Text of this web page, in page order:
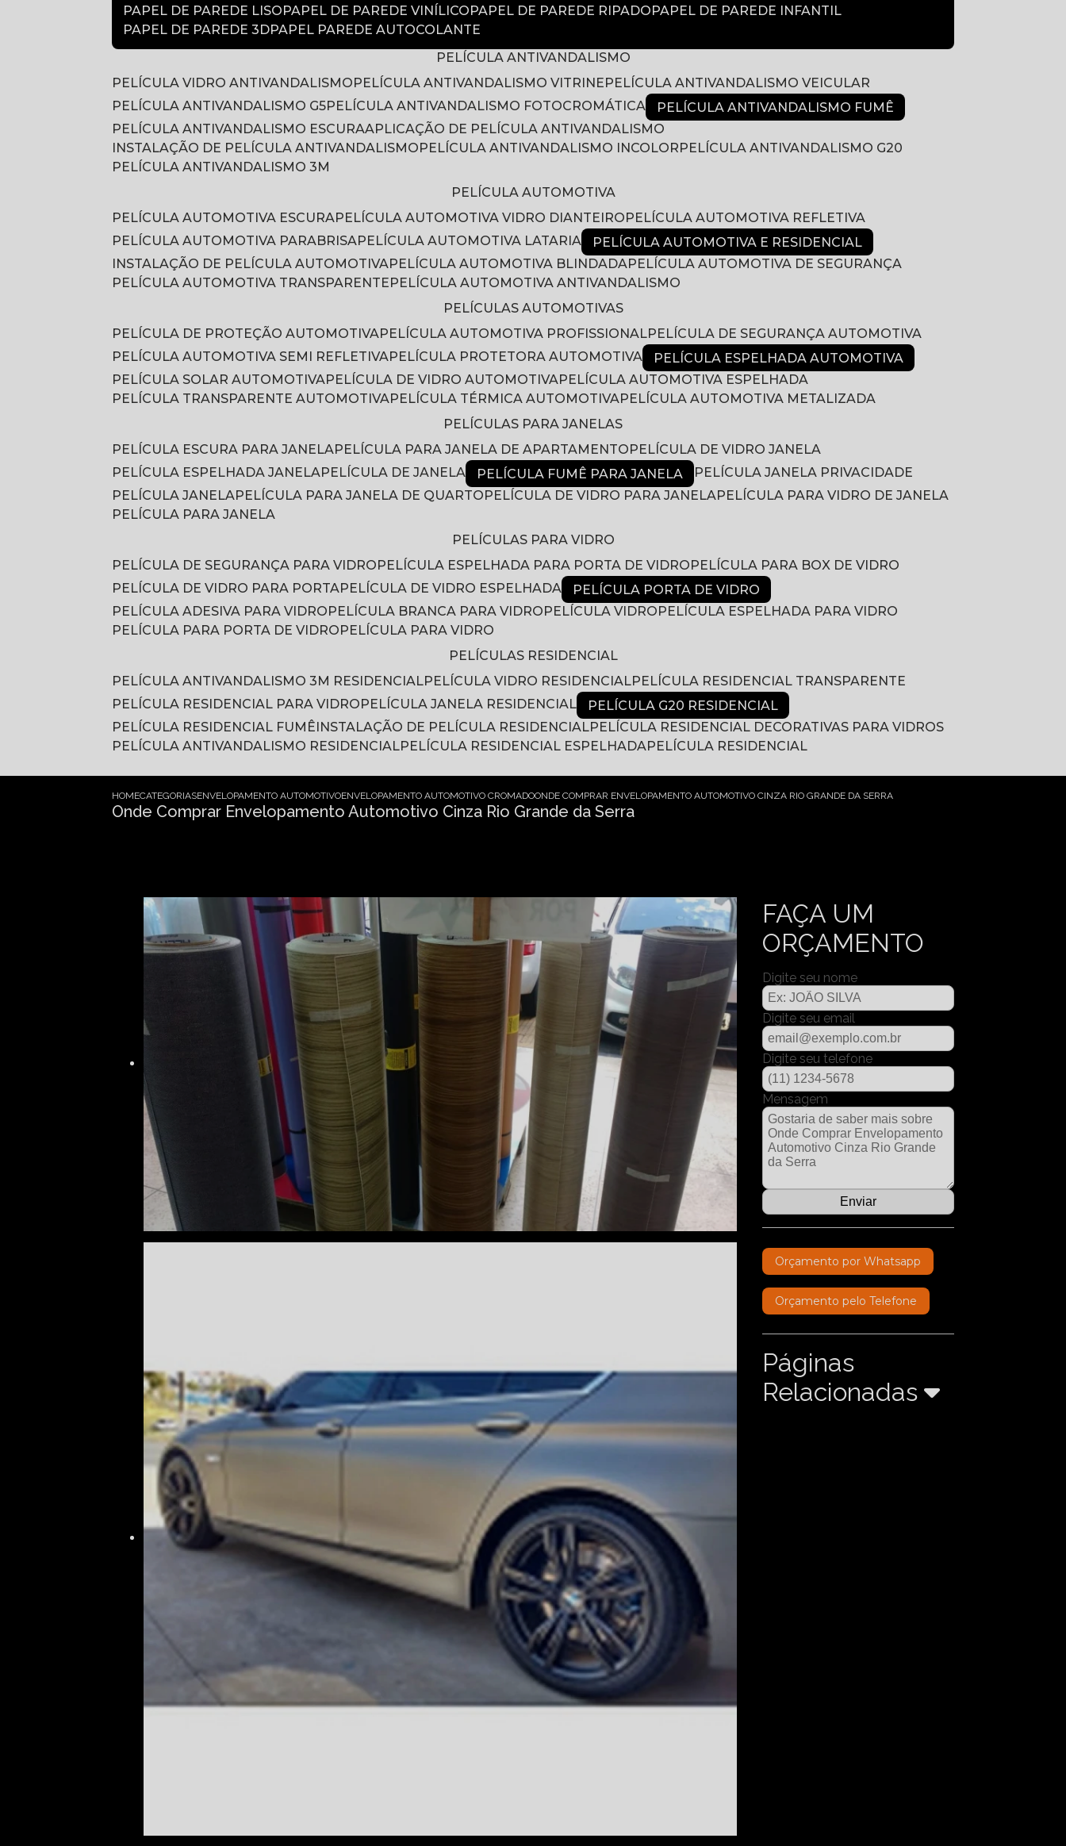
PAPEL DE PAREDE LISO
PAPEL DE PAREDE VINÍLICO PAPEL DE PAREDE RIPADO
PAPEL DE PAREDE INFANTIL
PAPEL DE PAREDE 3D PAPEL PAREDE AUTOCOLANTE
PELÍCULA ANTIVANDALISMO
PELÍCULA VIDRO ANTIVANDALISMO
PELÍCULA ANTIVANDALISMO VITRINE
PELÍCULA ANTIVANDALISMO VEICULAR
PELÍCULA ANTIVANDALISMO G5
PELÍCULA ANTIVANDALISMO FOTOCROMÁTICA
PELÍCULA ANTIVANDALISMO FUMÊ
PELÍCULA ANTIVANDALISMO ESCURA
APLICAÇÃO DE PELÍCULA ANTIVANDALISMO
INSTALAÇÃO DE PELÍCULA ANTIVANDALISMO
PELÍCULA ANTIVANDALISMO INCOLOR
PELÍCULA ANTIVANDALISMO G20
PELÍCULA ANTIVANDALISMO 3M
PELÍCULA AUTOMOTIVA
PELÍCULA AUTOMOTIVA ESCURA
PELÍCULA AUTOMOTIVA VIDRO DIANTEIRO
PELÍCULA AUTOMOTIVA REFLETIVA
PELÍCULA AUTOMOTIVA PARABRISA
PELÍCULA AUTOMOTIVA LATARIA
PELÍCULA AUTOMOTIVA E RESIDENCIAL
INSTALAÇÃO DE PELÍCULA AUTOMOTIVA
PELÍCULA AUTOMOTIVA BLINDADA
PELÍCULA AUTOMOTIVA DE SEGURANÇA
PELÍCULA AUTOMOTIVA TRANSPARENTE
PELÍCULA AUTOMOTIVA ANTIVANDALISMO
PELÍCULAS AUTOMOTIVAS
PELÍCULA DE PROTEÇÃO AUTOMOTIVA
PELÍCULA AUTOMOTIVA PROFISSIONAL
PELÍCULA DE SEGURANÇA AUTOMOTIVA
PELÍCULA AUTOMOTIVA SEMI REFLETIVA
PELÍCULA PROTETORA AUTOMOTIVA
PELÍCULA ESPELHADA AUTOMOTIVA
PELÍCULA SOLAR AUTOMOTIVA
PELÍCULA DE VIDRO AUTOMOTIVA
PELÍCULA AUTOMOTIVA ESPELHADA
PELÍCULA TRANSPARENTE AUTOMOTIVA
PELÍCULA TÉRMICA AUTOMOTIVA
PELÍCULA AUTOMOTIVA METALIZADA
PELÍCULAS PARA JANELAS
PELÍCULA ESCURA PARA JANELA
PELÍCULA PARA JANELA DE APARTAMENTO
PELÍCULA DE VIDRO JANELA
PELÍCULA ESPELHADA JANELA
PELÍCULA DE JANELA PELÍCULA FUMÊ PARA JANELA
PELÍCULA JANELA PRIVACIDADE
PELÍCULA JANELA
PELÍCULA PARA JANELA DE QUARTO PELÍCULA DE VIDRO PARA JANELA
PELÍCULA PARA VIDRO DE JANELA
PELÍCULA PARA JANELA
PELÍCULAS PARA VIDRO
PELÍCULA DE SEGURANÇA PARA VIDRO
PELÍCULA ESPELHADA PARA PORTA DE VIDRO
PELÍCULA PARA BOX DE VIDRO
PELÍCULA DE VIDRO PARA PORTA
PELÍCULA DE VIDRO ESPELHADA
PELÍCULA PORTA DE VIDRO
PELÍCULA ADESIVA PARA VIDRO
PELÍCULA BRANCA PARA VIDRO PELÍCULA VIDRO
PELÍCULA ESPELHADA PARA VIDRO
PELÍCULA PARA PORTA DE VIDRO
PELÍCULA PARA VIDRO
PELÍCULAS RESIDENCIAL
PELÍCULA ANTIVANDALISMO 3M RESIDENCIAL
PELÍCULA VIDRO RESIDENCIAL
PELÍCULA RESIDENCIAL TRANSPARENTE
PELÍCULA RESIDENCIAL PARA VIDRO
PELÍCULA JANELA RESIDENCIAL
PELÍCULA G20 RESIDENCIAL
PELÍCULA RESIDENCIAL FUMÊ INSTALAÇÃO DE PELÍCULA RESIDENCIAL
PELÍCULA RESIDENCIAL DECORATIVAS PARA VIDROS
PELÍCULA ANTIVANDALISMO RESIDENCIAL
PELÍCULA RESIDENCIAL ESPELHADA PELÍCULA RESIDENCIAL
HOMECATEGORIASENVELOPAMENTO AUTOMOTIVOENVELOPAMENTO AUTOMOTIVO CROMADOONDE COMPRAR ENVELOPAMENTO AUTOMOTIVO CINZA RIO GRANDE DA SERRA
Onde Comprar Envelopamento Automotivo Cinza Rio Grande da Serra
FAÇA UM
ORÇAMENTO
Digite seu nome
Digite seu email
Digite seu telefone
Mensagem
Orçamento por Whatsapp
Orçamento pelo Telefone
Páginas
Relacionadas